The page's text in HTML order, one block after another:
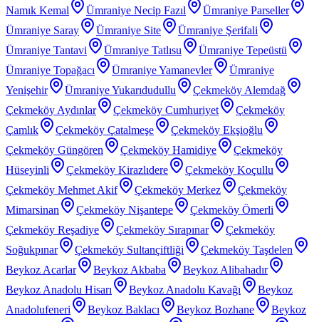
Namık Kemal
Ümraniye Necip Fazıl
Ümraniye Parseller
Ümraniye Saray
Ümraniye Site
Ümraniye Şerifali
Ümraniye Tantavi
Ümraniye Tatlısu
Ümraniye Tepeüstü
Ümraniye Topağacı
Ümraniye Yamanevler
Ümraniye
Yenişehir
Ümraniye Yukarıdudullu
Çekmeköy Alemdağ
Çekmeköy Aydınlar
Çekmeköy Cumhuriyet
Çekmeköy
Çamlık
Çekmeköy Çatalmeşe
Çekmeköy Ekşioğlu
Çekmeköy Güngören
Çekmeköy Hamidiye
Çekmeköy
Hüseyinli
Çekmeköy Kirazlıdere
Çekmeköy Koçullu
Çekmeköy Mehmet Akif
Çekmeköy Merkez
Çekmeköy
Mimarsinan
Çekmeköy Nişantepe
Çekmeköy Ömerli
Çekmeköy Reşadiye
Çekmeköy Sırapınar
Çekmeköy
Soğukpınar
Çekmeköy Sultançiftliği
Çekmeköy Taşdelen
Beykoz Acarlar
Beykoz Akbaba
Beykoz Alibahadır
Beykoz Anadolu Hisarı
Beykoz Anadolu Kavağı
Beykoz
Anadolufeneri
Beykoz Baklacı Beykoz Bozhane
Beykoz